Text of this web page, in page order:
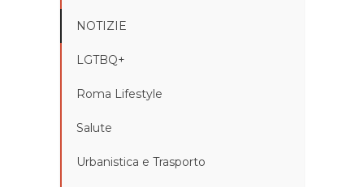
NOTIZIE
LGTBQ+
Roma Lifestyle
Salute
Urbanistica e Trasporto